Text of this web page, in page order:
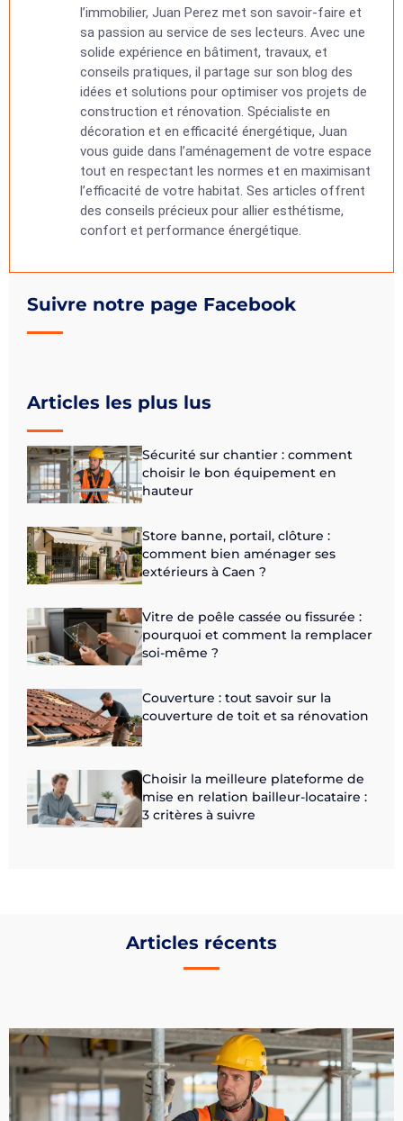
Suivre notre page Facebook
Articles les plus lus
Sécurité sur chantier : comment
choisir le bon équipement en
hauteur
Store banne, portail, clôture :
comment bien aménager ses
extérieurs à Caen ?
Vitre de poêle cassée ou fissurée :
pourquoi et comment la remplacer
soi-même ?
Couverture : tout savoir sur la
couverture de toit et sa rénovation
Choisir la meilleure plateforme de
mise en relation bailleur-locataire :
3 critères à suivre
l’immobilier, Juan Perez met son savoir-faire et
sa passion au service de ses lecteurs. Avec une
solide expérience en bâtiment, travaux, et
conseils pratiques, il partage sur son blog des
idées et solutions pour optimiser vos projets de
construction et rénovation. Spécialiste en
décoration et en efficacité énergétique, Juan
vous guide dans l’aménagement de votre espace
tout en respectant les normes et en maximisant
l’efficacité de votre habitat. Ses articles offrent
des conseils précieux pour allier esthétisme,
confort et performance énergétique.
Articles récents